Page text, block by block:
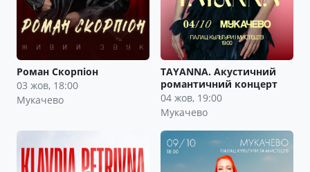
Роман Скорпіон
03 жов, 18:00
Мукачево
TAYANNA. Акустичний
романтичний концерт
04 жов, 19:00
Мукачево